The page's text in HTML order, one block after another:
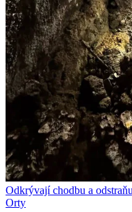
Odkrývají chodbu a
Orty